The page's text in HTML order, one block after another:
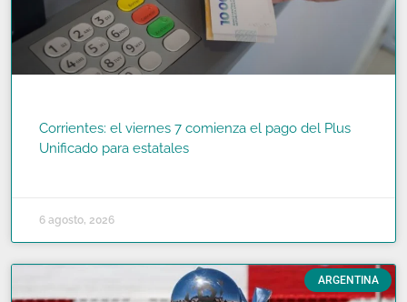
Corrientes: el viernes 7 comienza el pago del Plus
Unificado para estatales
6 agosto, 2026
ARGENTINA